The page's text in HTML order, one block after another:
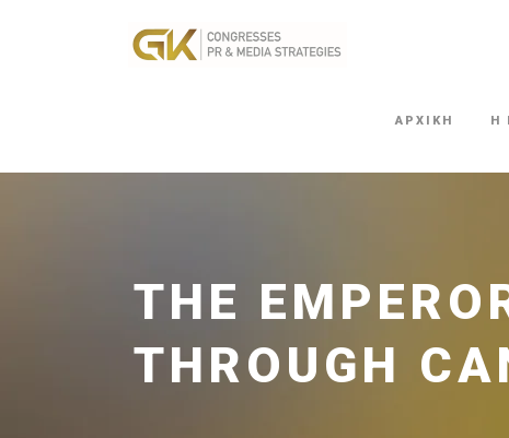
ΑΡΧΙΚΗ Η
THE
THROUGH